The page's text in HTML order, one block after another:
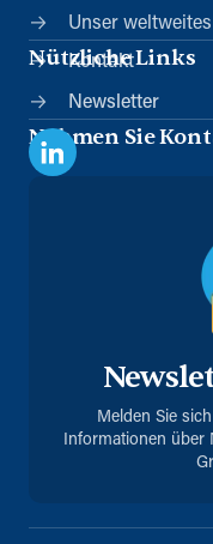
Unser
Nützliche Links
Kontakt
Newsletter
Nehmen Sie
Melden Sie
Informationen